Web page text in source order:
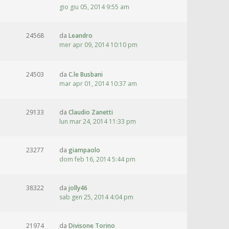
gio giu 05, 2014 9:55 am
24568 da Leandro
mer apr 09, 2014 10:10 pm
24503 da C.le Busbani
mar apr 01, 2014 10:37 am
29133 da Claudio Zanetti
lun mar 24, 2014 11:33 pm
23277 da giampaolo
dom feb 16, 2014 5:44 pm
38322 da jolly46
sab gen 25, 2014 4:04 pm
21974 da Divisone Torino